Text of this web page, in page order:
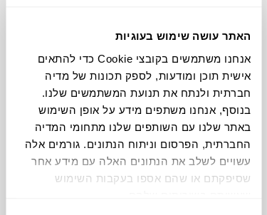
האתר עושה שימוש בעוגיות
אנחנו משתמשים בקובצי Cookie כדי להתאים
אישית תוכן ומודעות, לספק תכונות של מדיה
חברתית ולנתח את תנועת המשתמשים שלנו.
בנוסף, אנחנו משתפים מידע על אופן השימוש
באתר שלנו עם השותפים שלנו מתחומי המדיה
החברתית, הפרסום וניתוח הנתונים. גורמים אלה
עשויים לשלב את הנתונים האלה עם מידע אחר
שסיפקתם או שהם אספו בעקבות השימוש
₪5,055
4,145
1+
NEW שרפרף שולחן COCOTTE
FERMOB